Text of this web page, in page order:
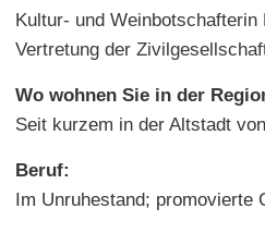
Kultur- und Weinbotschafterin
Vertretung der
Wo wohnen Sie in der
Seit kurzem in der Altstadt
Beruf:
Im Unruhestand; promovierte